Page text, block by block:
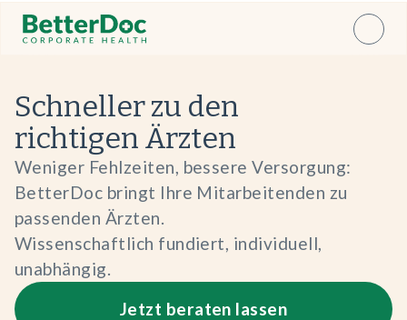
Schneller zu den
richtigen Ärzten
Weniger Fehlzeiten, bessere Versorgung:
BetterDoc bringt Ihre Mitarbeitenden zu
passenden Ärzten.
Wissenschaftlich fundiert, individuell,
unabhängig.
Jetzt beraten lassen